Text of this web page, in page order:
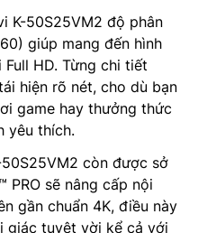
K-50S25VM2 độ phân
giúp mang đến hình
HD. Từng chi tiết
hiện rõ nét, cho dù bạn
game hay thưởng thức
yêu thích.
50S25VM2 còn được sở
PRO sẽ nâng cấp nội
gần chuẩn 4K, điều này
giác tuyệt vời kể cả với